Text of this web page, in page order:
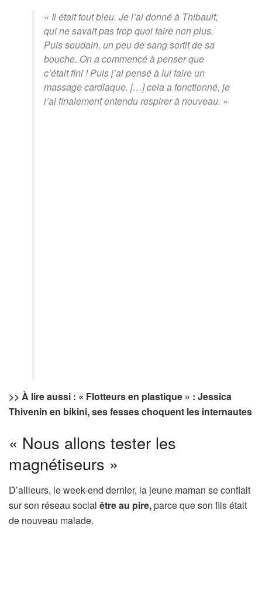
« Il était tout bleu. Je l’ai donné à Thibault,
qui ne savait pas trop quoi faire non plus.
Puis soudain, un peu de sang sortit de sa
bouche. On a commencé à penser que
c’était fini ! Puis j’ai pensé à lui faire un
massage cardiaque. […] cela a fonctionné, je
l’ai finalement entendu respirer à nouveau. »
>> À lire aussi : « Flotteurs en plastique » : Jessica
Thivenin en bikini, ses fesses choquent les internautes
« Nous allons tester les
magnétiseurs »
D’ailleurs, le week-end dernier, la jeune maman se confiait
sur son réseau social être au pire,parce que son fils était
de nouveau malade.